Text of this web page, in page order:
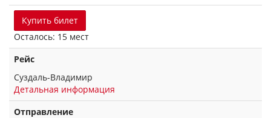
Купить билет
Осталось: 15 мест
Рейс
Суздаль-Владимир
Детальная информация
Отправление